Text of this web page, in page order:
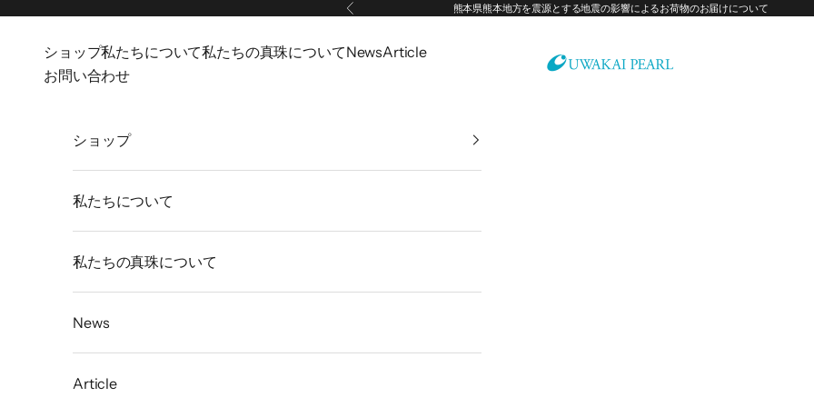
前へ 熊本県熊本地方を震源とする地震の影響によるお荷物のお届けについて
宇和海真珠
ショップ私たちについて私たちの真珠についてNewsArticle
お問い合わせ
ショップ
私たちについて
私たちの真珠について
News
Article